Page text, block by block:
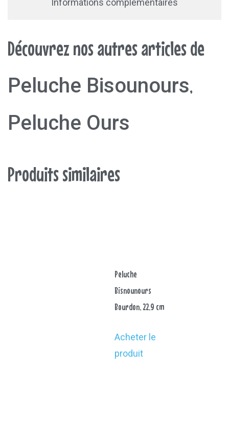
Informations complémentaires
Découvrez nos autres articles de
Peluche Bisounours,
Peluche Ours
Produits similaires
Peluche
Bisnounours
Bourdon, 22,9 cm
Acheter le
produit